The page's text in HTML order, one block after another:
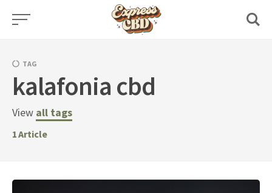
Skip
TAG
kalafonia cbd
View all tags
1Article